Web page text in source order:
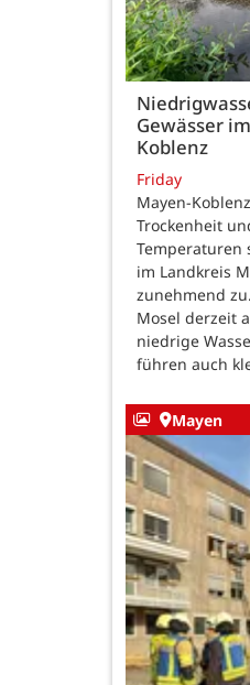
Gewässer
Koblenz
Friday
Mayen-
Trockenheit
Temperaturen
im Landkreis
zunehmend
Mosel derzeit
niedrige
führen auch
Mayen